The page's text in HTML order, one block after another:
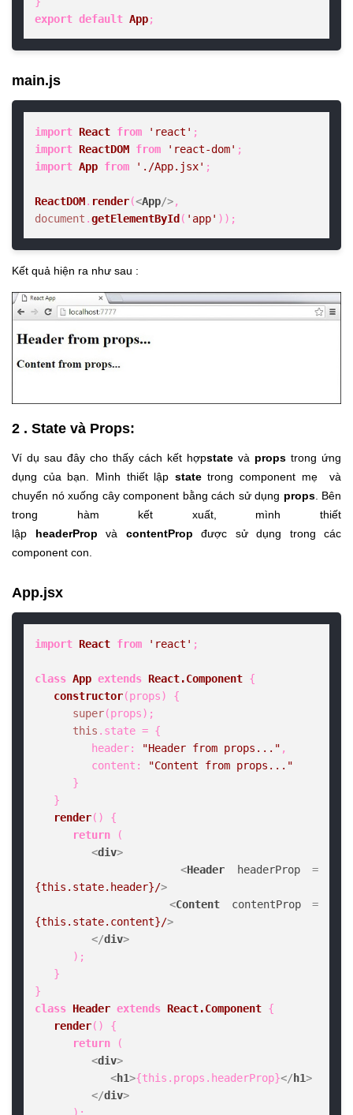
export default App;
main.js
import React from 'react'
import ReactDOM from 'react-dom'
import App from './App.jsx' ;
ReactDOM. render(<App/>
document .getElementById ( 'app' ));
Kết quả hiện ra như sau :
2 . State và Props:
Ví dụ sau đây cho thấy cách kết hợpstate và props trong ứng
dụng của bạn. Mình thiết lập statetrong component mẹ và
chuyển nó xuống cây component bằng cách sử dụng props. Bên
trong hàm kết xuất, mình thiết
lập headerProp và contentProp được sử dụng trong các
component con.
App.jsx
import React from 'react' ;
class App extends React.Component {
constructor(props) {
super(props);
this . state = {
header: "Header from props..." ,
content :
"Content from props..."
render( ) {
return (
<div>
<Header headerProp
{this.state.header}/>
<Content contentProp
{this.state.content}/>
</div>
class Header extends React.Component {
render( ) {
return (
<div>
<h1>{this.props.headerProp}</ h1>
</div>